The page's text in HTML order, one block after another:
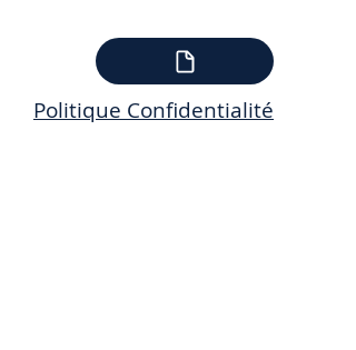
Politique Confidentialité